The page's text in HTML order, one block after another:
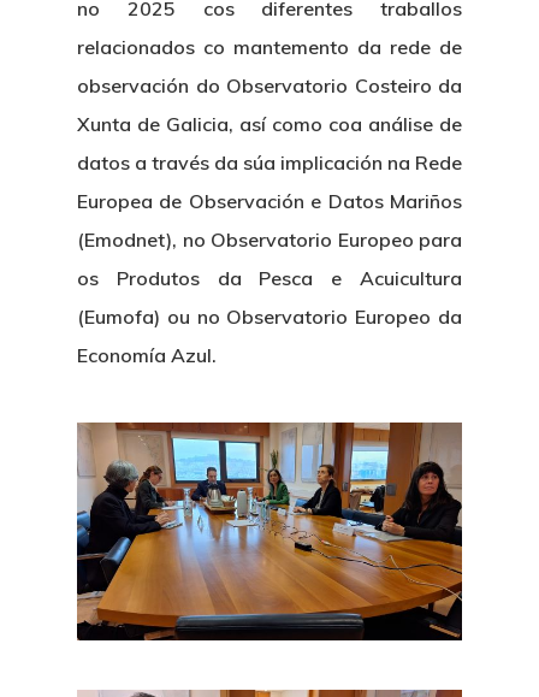
no 2025 cos diferentes traballos
relacionados co mantemento da rede de
observación do Observatorio Costeiro da
Xunta de Galicia, así como coa análise de
datos a través da súa implicación na Rede
Europea de Observación e Datos Mariños
(Emodnet), no Observatorio Europeo para
os Produtos da Pesca e Acuicultura
(Eumofa) ou no Observatorio Europeo da
Economía Azul.